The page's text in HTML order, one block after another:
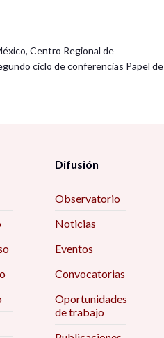
Centro Regional de
ciclo de conferencias Papel de
Difusión
Observatorio
Noticias
Eventos
Convocatorias
Oportunidades
de trabajo